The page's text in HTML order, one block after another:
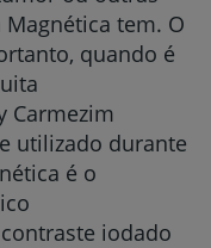
tem. O
quando é
Carmezim
utilizado durante
é o
iodado